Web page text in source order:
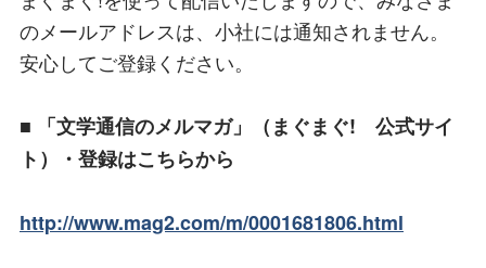
のメールアドレスは、小社には通知されません。
安心してご登録ください。
■ 「文学通信のメルマガ」（まぐまぐ! 公式サイ
ト）・登録はこちらから
http://www.mag2.com/m/0001681806.html